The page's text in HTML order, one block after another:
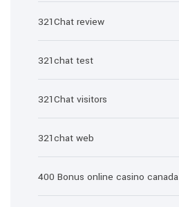
321Chat review
321chat test
321Chat visitors
321chat web
400 Bonus online casino canada